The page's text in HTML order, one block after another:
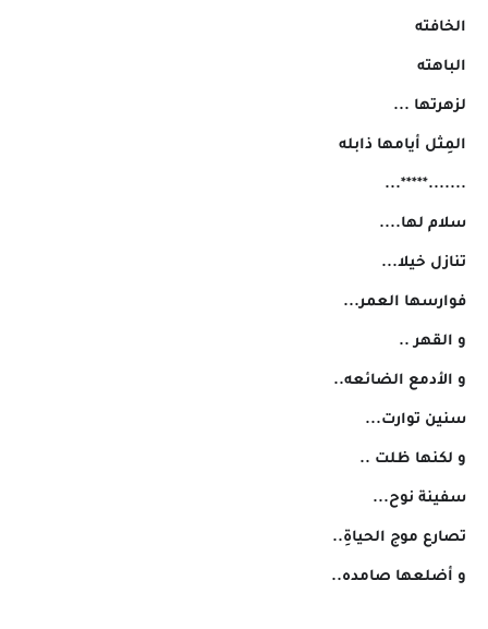
الخافته
الباهته
لزهرتها ...
المِثل أيامها ذابله
.......*****...
سلام لها....
تنازل خيلا...
فوارسها العمر...
و القهر ..
و الأدمع الضائعه..
سنين توارت...
و لكنها ظلت ..
سفينة نوح...
تصارع موج الحياةِ..
و أضلعها صامده..